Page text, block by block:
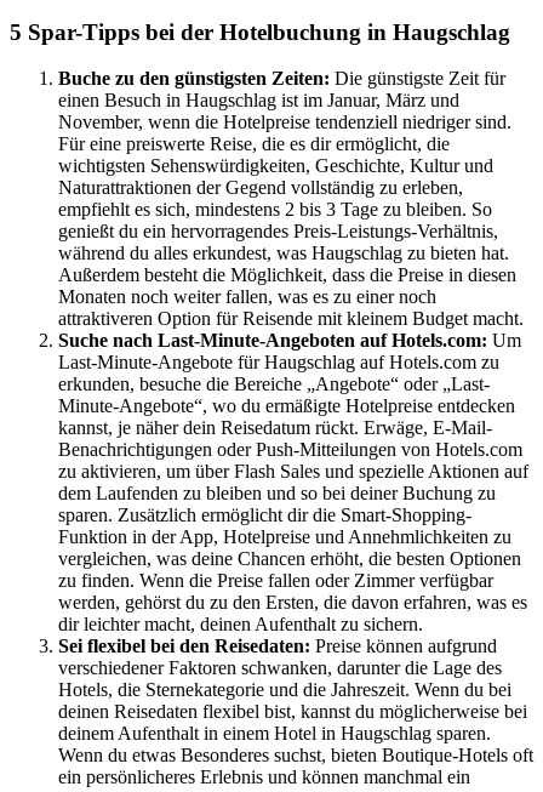
5 Spar-Tipps bei der Hotelbuchung in Haugschlag
Buche zu den günstigsten Zeiten: Die günstigste Zeit für
einen Besuch in Haugschlag ist im Januar, März und
November, wenn die Hotelpreise tendenziell niedriger sind.
Für eine preiswerte Reise, die es dir ermöglicht, die
wichtigsten Sehenswürdigkeiten, Geschichte, Kultur und
Naturattraktionen der Gegend vollständig zu erleben,
empfiehlt es sich, mindestens 2 bis 3 Tage zu bleiben. So
genießt du ein hervorragendes Preis-Leistungs-Verhältnis,
während du alles erkundest, was Haugschlag zu bieten hat.
Außerdem besteht die Möglichkeit, dass die Preise in diesen
Monaten noch weiter fallen, was es zu einer noch
attraktiveren Option für Reisende mit kleinem Budget macht.
Suche nach Last-Minute-Angeboten auf Hotels.com: Um
Last-Minute-Angebote für Haugschlag auf Hotels.com zu
erkunden, besuche die Bereiche „Angebote“ oder „Last-
Minute-Angebote“, wo du ermäßigte Hotelpreise entdecken
kannst, je näher dein Reisedatum rückt. Erwäge, E-Mail-
Benachrichtigungen oder Push-Mitteilungen von Hotels.com
zu aktivieren, um über Flash Sales und spezielle Aktionen auf
dem Laufenden zu bleiben und so bei deiner Buchung zu
sparen. Zusätzlich ermöglicht dir die Smart-Shopping-
Funktion in der App, Hotelpreise und Annehmlichkeiten zu
vergleichen, was deine Chancen erhöht, die besten Optionen
zu finden. Wenn die Preise fallen oder Zimmer verfügbar
werden, gehörst du zu den Ersten, die davon erfahren, was es
dir leichter macht, deinen Aufenthalt zu sichern.
Sei flexibel bei den Reisedaten: Preise können aufgrund
verschiedener Faktoren schwanken, darunter die Lage des
Hotels, die Sternekategorie und die Jahreszeit. Wenn du bei
deinen Reisedaten flexibel bist, kannst du möglicherweise bei
deinem Aufenthalt in einem Hotel in Haugschlag sparen.
Wenn du etwas Besonderes suchst, bieten Boutique-Hotels oft
ein persönlicheres Erlebnis und können manchmal ein